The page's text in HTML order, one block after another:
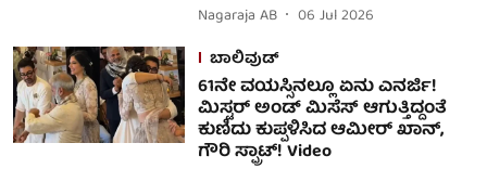
Nagaraja AB
06 Jul 2026
ಬಾಲಿವುಡ್
61ನೇ ವಯಸ್ಸಿನಲ್ಲೂ ಏನು ಎನರ್ಜಿ!
ಮಿಸ್ಟರ್ ಅಂಡ್ ಮಿಸೆಸ್ ಆಗುತ್ತಿದ್ದಂತೆ
ಕುಣಿದು ಕುಪ್ಪಳಿಸಿದ ಆಮೀರ್ ಖಾನ್,
ಗೌರಿ ಸ್ಪ್ರಾಟ್! Video